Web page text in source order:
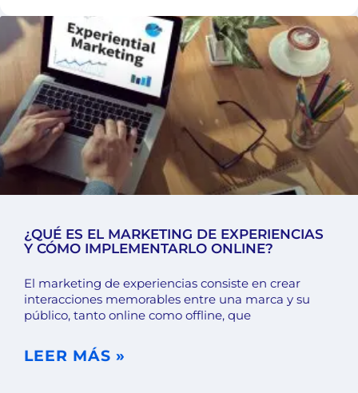
¿QUÉ ES EL MARKETING DE EXPERIENCIAS
Y CÓMO IMPLEMENTARLO ONLINE?
El marketing de experiencias consiste en crear
interacciones memorables entre una marca y su
público, tanto online como offline, que
LEER MÁS »